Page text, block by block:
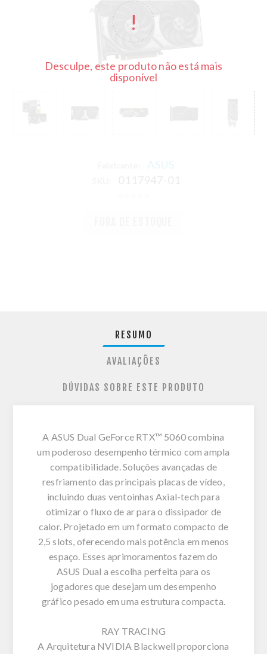
Desculpe, este produto não está mais
disponível
ASUS
RESUMO
AVALIAÇÕES
DÚVIDAS SOBRE ESTE PRODUTO
A ASUS Dual GeForce RTX™ 5060 combina
um poderoso desempenho térmico com ampla
compatibilidade. Soluções avançadas de
resfriamento das principais placas de vídeo,
incluindo duas ventoinhas Axial-tech para
otimizar o fluxo de ar para o dissipador de
calor. Projetado em um formato compacto de
2,5 slots, oferecendo mais potência em menos
espaço. Esses aprimoramentos fazem do
ASUS Dual a escolha perfeita para os
jogadores que desejam um desempenho
gráfico pesado em uma estrutura compacta.
RAY TRACING
A Arquitetura NVIDIA Blackwell proporciona